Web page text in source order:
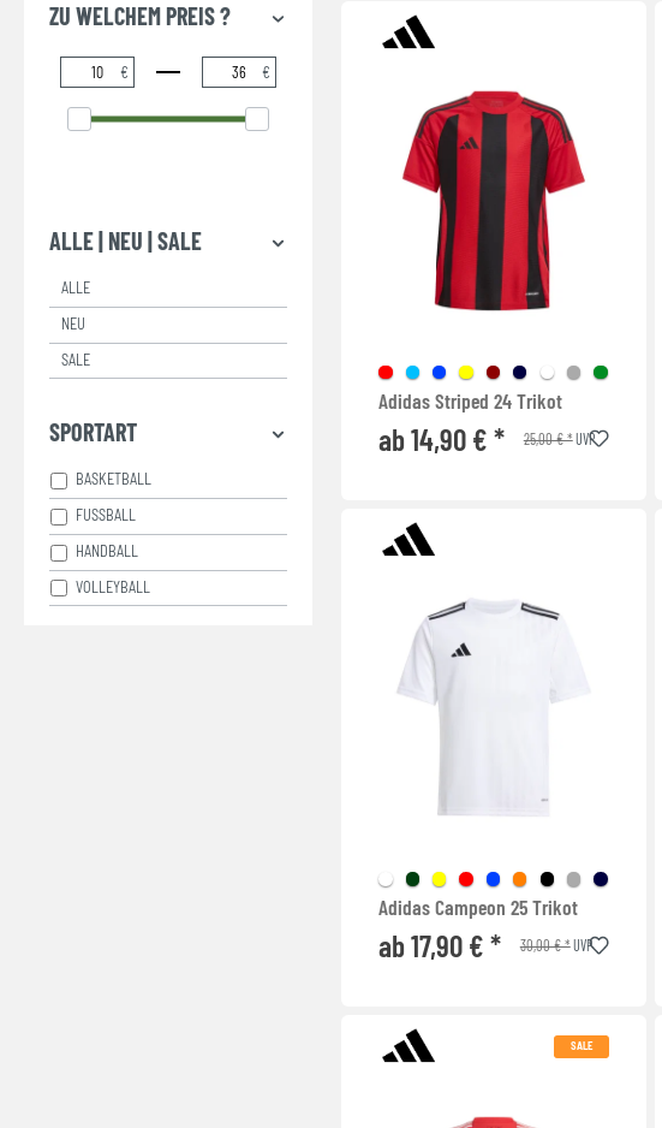
ZU WELCHEM PREIS ?
€ €
ALLE | NEU | SALE
ALLE
NEU
SALE
SPORTART
BASKETBALL
FUSSBALL
HANDBALL
VOLLEYBALL
Adidas Striped 24 Trikot
ab 14,90 € * 25,00 € *UVP
Adidas Campeon 25 Trikot
ab 17,90 € * 30,00 € *UVP
SALE